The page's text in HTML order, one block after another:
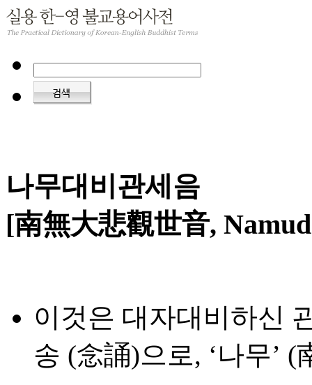
나무대비관세음
[南無大悲觀世音,
이것은 대자대비하신
송 (念誦)으로, ‘나무’